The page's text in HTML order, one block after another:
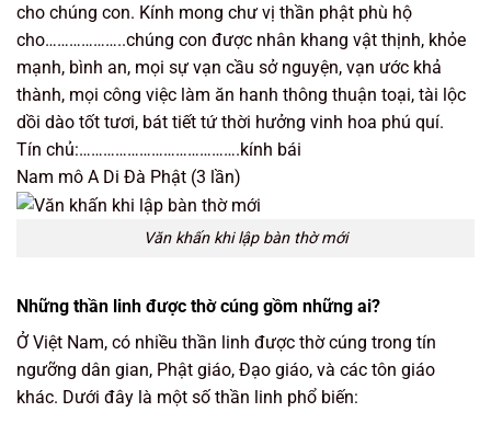
cho chúng con. Kính mong chư vị thần phật phù hộ
cho………………..chúng con được nhân khang vật thịnh, khỏe
mạnh, bình an, mọi sự vạn cầu sở nguyện, vạn ước khả
thành, mọi công việc làm ăn hanh thông thuận toại, tài lộc
dồi dào tốt tươi, bát tiết tứ thời hưởng vinh hoa phú quí.
Tín chủ:………………………………….kính bái
Nam mô A Di Đà Phật (3 lần)
Văn khấn khi lập bàn thờ mới
Những thần linh được thờ cúng gồm những ai?
Ở Việt Nam, có nhiều thần linh được thờ cúng trong tín
ngưỡng dân gian, Phật giáo, Đạo giáo, và các tôn giáo
khác. Dưới đây là một số thần linh phổ biến: